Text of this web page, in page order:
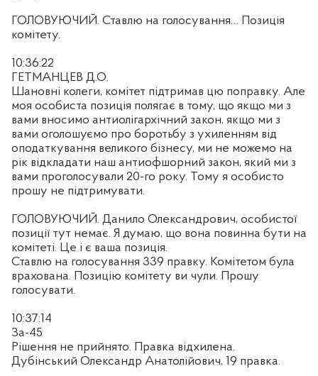
ГОЛОВУЮЧИЙ. Ставлю на голосування… Позиція
комітету.
10:36:22
ГЕТМАНЦЕВ Д.О.
Шановні колеги, комітет підтримав цю поправку. Але
моя особиста позиція полягає в тому, що якщо ми з
вами вносимо антиолігархічний закон, якщо ми з
вами оголошуємо про боротьбу з ухиленням від
оподаткування великого бізнесу, ми не можемо на
рік відкладати наш антиофшорний закон, який ми з
вами проголосували 20-го року. Тому я особисто
прошу не підтримувати.
ГОЛОВУЮЧИЙ. Данило Олександрович, особистої
позиції тут немає. Я думаю, що вона повинна бути на
комітеті. Це і є ваша позиція.
Ставлю на голосування 339 правку. Комітетом була
врахована. Позицію комітету ви чули. Прошу
голосувати.
10:37:14
За-45
Рішення не прийнято. Правка відхилена.
Дубінський Олександр Анатолійович, 19 правка.